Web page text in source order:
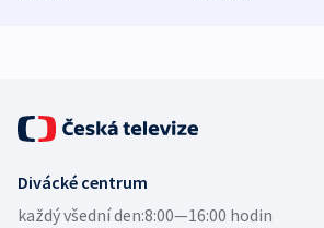
Divácké centrum
každý všední den:8:00—16:00 hodin